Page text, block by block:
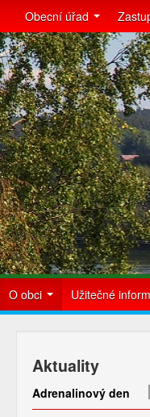
Obecní úřad
O obci Užitečné
Aktuality
Adrenalinový den